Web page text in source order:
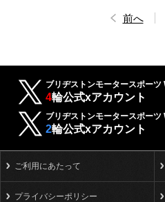
前へ
ブリヂストンモータースポーツ
4輪公式xアカウント
ブリヂストンモータースポーツ
2輪公式xアカウント
ご利用にあたって
プライバシーポリシー